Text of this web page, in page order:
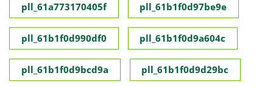
pll_61a773170405f pll_61b1f0d97be9e
pll_61b1f0d990df0 pll_61b1f0d9a604c
pll_61b1f0d9bcd9a pll_61b1f0d9d29bc